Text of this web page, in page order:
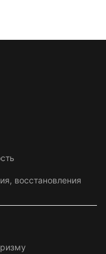
восстановления